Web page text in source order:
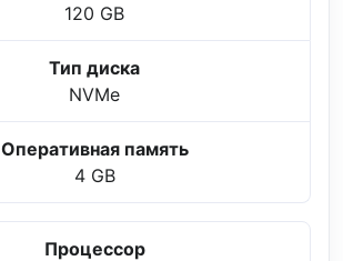
120 GB
Тип диска
NVMe
Оперативная память
4 GB
Процессор